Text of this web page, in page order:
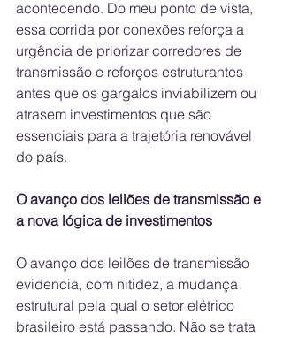
acontecendo. Do meu ponto de vista,
essa corrida por conexões reforça a
urgência de priorizar corredores de
transmissão e reforços estruturantes
antes que os gargalos inviabilizem ou
atrasem investimentos que são
essenciais para a trajetória renovável
do país.
O avanço dos leilões de transmissão e
a nova lógica de investimentos
O avanço dos leilões de transmissão
evidencia, com nitidez, a mudança
estrutural pela qual o setor elétrico
brasileiro está passando. Não se trata